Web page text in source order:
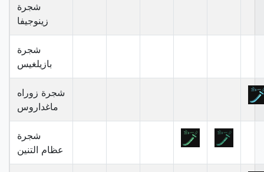
شجرة
زينوجيفا
شجرة
بازيلغيس
شجرة زوراه
ماغداروس
شجرة
عظام التنين